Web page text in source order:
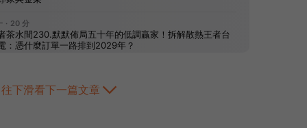
往下滑看下一篇文章